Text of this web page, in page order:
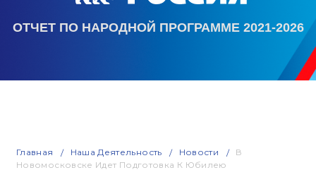
ОТЧЕТ ПО НАРОДНОЙ ПРОГРАММЕ 2021-2026
Главная Наша Деятельность Новости
В
Новомосковске Идет Подготовка К Юбилею